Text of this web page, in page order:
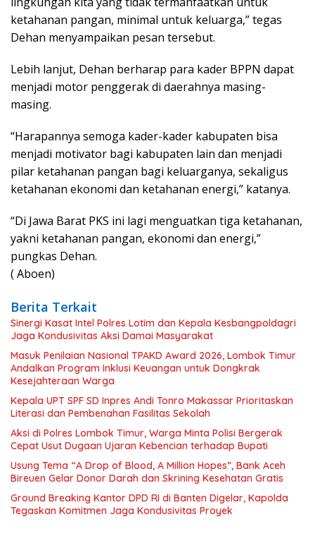
ketahanan pangan, minimal untuk keluarga,” tegas
Dehan menyampaikan pesan tersebut.
Lebih lanjut, Dehan berharap para kader BPPN dapat
menjadi motor penggerak di daerahnya masing-
masing.
“Harapannya semoga kader-kader kabupaten bisa
menjadi motivator bagi kabupaten lain dan menjadi
pilar ketahanan pangan bagi keluarganya, sekaligus
ketahanan ekonomi dan ketahanan energi,” katanya.
“Di Jawa Barat PKS ini lagi menguatkan tiga ketahanan,
yakni ketahanan pangan, ekonomi dan energi,”
pungkas Dehan.
( Aboen)
Berita Terkait
Sinergi Kasat Intel Polres Lotim dan Kepala Kesbangpoldagri
Jaga Kondusivitas Aksi Damai Masyarakat
Masuk Penilaian Nasional TPAKD Award 2026, Lombok Timur
Andalkan Program Inklusi Keuangan untuk Dongkrak
Kesejahteraan Warga
Kepala UPT SPF SD Inpres Andi Tonro Makassar Prioritaskan
Literasi dan Pembenahan Fasilitas Sekolah
Aksi di Polres Lombok Timur, Warga Minta Polisi Bergerak
Cepat Usut Dugaan Ujaran Kebencian terhadap Bupati
Usung Tema “A Drop of Blood, A Million Hopes”, Bank Aceh
Bireuen Gelar Donor Darah dan Skrining Kesehatan Gratis
Ground Breaking Kantor DPD RI di Banten Digelar, Kapolda
Tegaskan Komitmen Jaga Kondusivitas Proyek